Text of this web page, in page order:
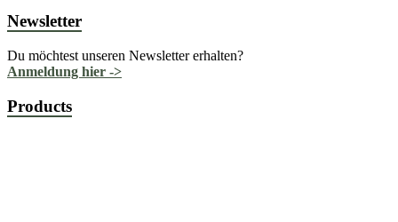
Newsletter
Du möchtest unseren Newsletter erhalten?
Anmeldung hier ->
Products